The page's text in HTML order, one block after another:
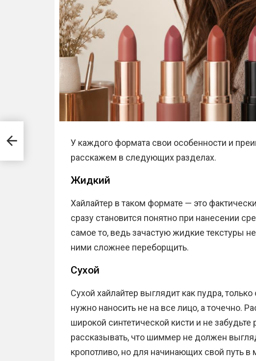
У каждого формата свои особенности и
расскажем в следующих разделах.
Жидкий
Хайлайтер в таком формате — это
сразу становится понятно при нанесении
самое то, ведь зачастую жидкие текстуры
ними сложнее переборщить.
Сухой
Сухой хайлайтер выглядит как пудра,
нужно наносить не на все лицо, а точечно.
широкой синтетической кисти и не
рассказывать, что шиммер не должен
кропотливо, но для начинающих свой путь